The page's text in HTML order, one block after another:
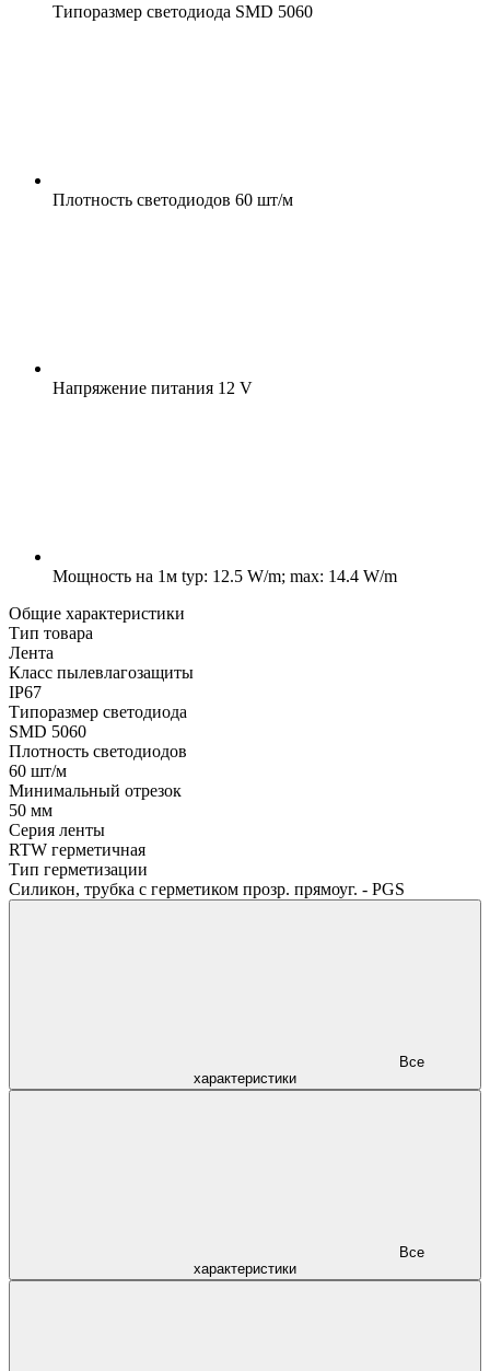
Типоразмер светодиода SMD 5060
Плотность светодиодов 60 шт/м
Напряжение питания 12 V
Мощность на 1м typ: 12.5 W/m; max: 14.4 W/m
Общие характеристики
Тип товара
Лента
Класс пылевлагозащиты
IP67
Типоразмер светодиода
SMD 5060
Плотность светодиодов
60 шт/м
Минимальный отрезок
50 мм
Серия ленты
RTW герметичная
Тип герметизации
Силикон, трубка с герметиком прозр. прямоуг. - PGS
характеристики
характеристики